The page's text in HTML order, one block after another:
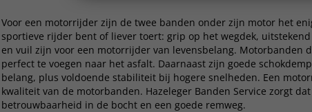
Voor een motorrijder zijn de twee banden onder zijn motor het
sportieve rijder bent of liever toert: grip op het wegdek,
en vuil zijn voor een motorrijder van levensbelang. Motorbanden
perfect te voegen naar het asfalt. Daarnaast zijn goede
belang, plus voldoende stabiliteit bij hogere snelheden. Een
kwaliteit van de motorbanden. Hazeleger Banden Service zorgt
betrouwbaarheid in de bocht en een goede remweg.